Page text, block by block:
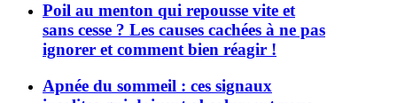
Poil au menton qui repousse vite et
sans cesse ? Les causes cachées à ne pas
ignorer et comment bien réagir !
Apnée du sommeil : ces signaux